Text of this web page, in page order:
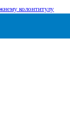
колонтитулу